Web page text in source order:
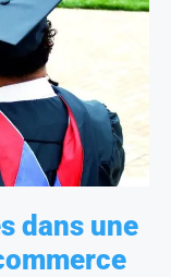
dans une